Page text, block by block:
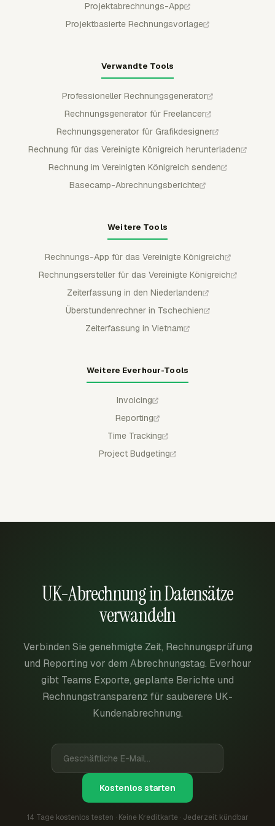
Projektabrechnungs-App
Projektbasierte Rechnungsvorlage
Verwandte Tools
Professioneller Rechnungsgenerator
Rechnungsgenerator für Freelancer
Rechnungsgenerator für Grafikdesigner
Rechnung für das Vereinigte Königreich herunterladen
Rechnung im Vereinigten Königreich senden
Basecamp-Abrechnungsberichte
Weitere Tools
Rechnungs-App für das Vereinigte Königreich
Rechnungsersteller für das Vereinigte Königreich
Zeiterfassung in den Niederlanden
Überstundenrechner in Tschechien
Zeiterfassung in Vietnam
Weitere Everhour-Tools
Invoicing
Reporting
Time Tracking
Project Budgeting
UK-Abrechnung in Datensätze
verwandeln
Verbinden Sie genehmigte Zeit, Rechnungsprüfung
und Reporting vor dem Abrechnungstag. Everhour
gibt Teams Exporte, geplante Berichte und
Rechnungstransparenz für sauberere UK-
Kundenabrechnung.
Kostenlos starten
14 Tage kostenlos testen · Keine Kreditkarte · Jederzeit kündbar